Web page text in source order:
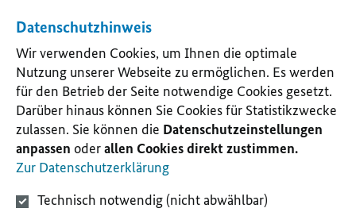
Datenschutzhinweis
Wir verwenden Cookies, um Ihnen die optimale
Nutzung unserer Webseite zu ermöglichen. Es werden
für den Betrieb der Seite notwendige Cookies gesetzt.
Darüber hinaus können Sie Cookies für Statistikzwecke
zulassen. Sie können die Datenschutzeinstellungen
anpassen oderallen Cookies direkt zustimmen.
Zur Datenschutzerklärung
Technisch notwendig (nicht abwählbar)